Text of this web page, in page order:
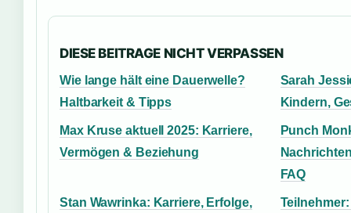
DIESE BEITRAGE NICHT VERPASSEN
Wie lange hält eine Dauerwelle?
Haltbarkeit & Tipps
Sarah
Kindern,
Max Kruse aktuell 2025: Karriere,
Vermögen & Beziehung
Punch
FAQ
Stan Wawrinka: Karriere, Erfolge,